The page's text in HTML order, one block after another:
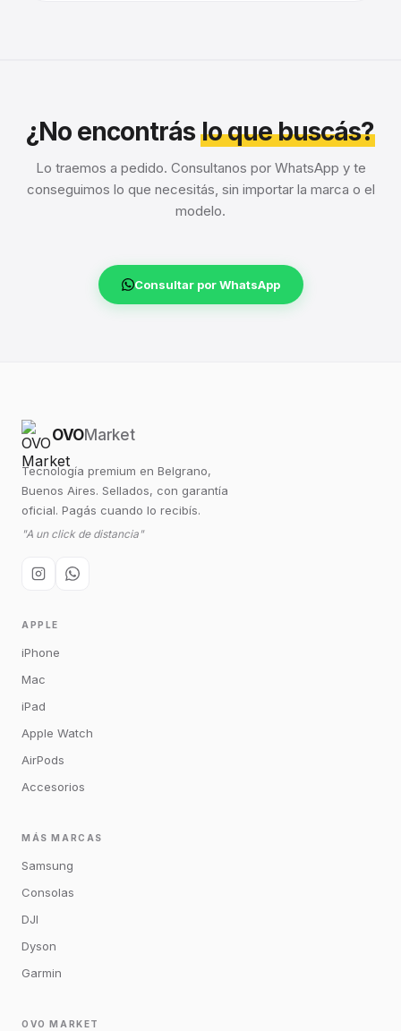
¿No encontráslo que buscás?
Lo traemos a pedido. Consultanos por WhatsApp y te
conseguimos lo que necesitás, sin importar la marca o el
modelo.
Consultar por WhatsApp
OVOMarket
Tecnología premium en Belgrano,
Buenos Aires. Sellados, con garantía
oficial. Pagás cuando lo recibís.
"A un click de distancia"
APPLE
iPhone
Mac
iPad
Apple Watch
AirPods
Accesorios
MÁS MARCAS
Samsung
Consolas
DJI
Dyson
Garmin
OVO MARKET